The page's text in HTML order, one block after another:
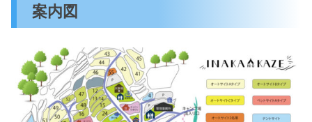
案内図